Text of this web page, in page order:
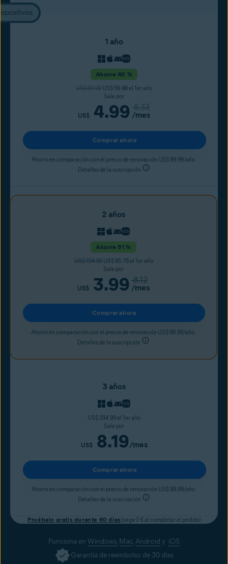
1 año
Ahorre 40 %
US$ 99.99 US$ 59.88 el 1er año
Sale por
US$ 4.99 8.33
/mes
Comprar ahora
Ahorro en comparación con el precio de renovación US$ 99.99/año.
Detalles de la suscripción
2 años
Ahorre 51 %
US$ 194.99US$ 95.76 el 1er año
Sale por
US$ 3.99 8.12
/mes
Comprar ahora
Ahorro en comparación con el precio de renovación US$ 99.99/año.
Detalles de la suscripción
3 años
US$ 294.99 el 1er año
Sale por
US$ 8.19/mes
Comprar ahora
Ahorro en comparación con el precio de renovación US$ 99.99/año.
Detalles de la suscripción
Pruébalo gratis durante 60 días(paga 0 € al completar el pedido)
Funciona en Windows, Mac, Android y iOS
Garantía de reembolso de 30 días